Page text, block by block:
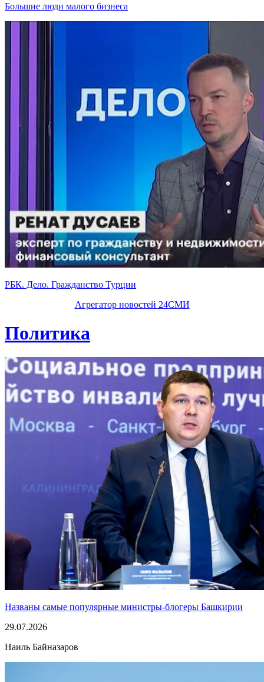
Большие люди малого бизнеса
РБК. Дело. Гражданство Турции
Агрегатор новостей 24СМИ
Политика
Названы самые популярные министры-блогеры Башкирии
29.07.2026
Наиль Байназаров